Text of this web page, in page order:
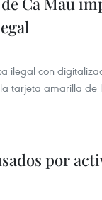
ilegal con
tarjeta amarilla de
por